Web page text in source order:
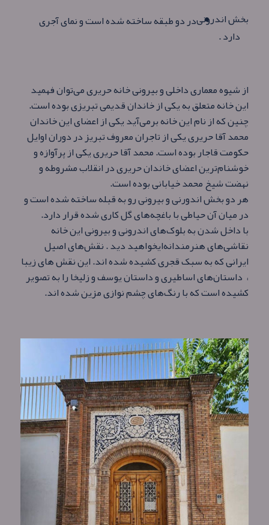
بخش اندرونیدر دو طبقه ساخته شده است و نمای آجری
دارد .
از شیوه معماری داخلی و بیرونی خانه حریری می‌توان فهمید
این خانه متعلق به یکی از خاندان قدیمی تبریزی بوده است.
چنین که از نام این خانه بر‌می‌آید یکی از اعضای این خاندان
محمد آقا حریری یکی از تاجران معروف تبریز در دوران اوایل
حکومت قاجار بوده است. محمد آقا حریری یکی از پرآوازه و
خوشنام‌ترین اعضای خاندان حریری در انقلاب مشروطه و
نهضت شیخ محمد خیابانی بوده است.
هر دو بخش اندورنی و بیرونی رو به قبله ساخته شده است و
در میان آن حیاطی با باغچه‌های گل کاری شده قرار دارد.
با داخل شدن به بلوک‌های اندرونی و بیرونی این خانه
نقاشی‌های هنرمندانه‌ایخواهید دید . نقش‌های اصیل
ایرانی که به سبک قجری کشیده شده اند. این نقش های زیبا
، داستان‌های اساطیری و داستان یوسف و زلیخا را به تصویر
کشیده است که با رنگ‌های چشم نوازی مزین شده اند.